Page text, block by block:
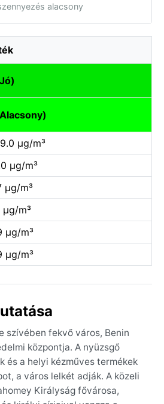
alacsony
µg/m³
µg/m³
µg/m³
µg/m³
µg/m³
µg/m³
szívében fekvő város, Benin
központja. A nyüzsgő
és a helyi kézműves termékek
a város lelkét adják. A közeli
Királyság fővárosa,